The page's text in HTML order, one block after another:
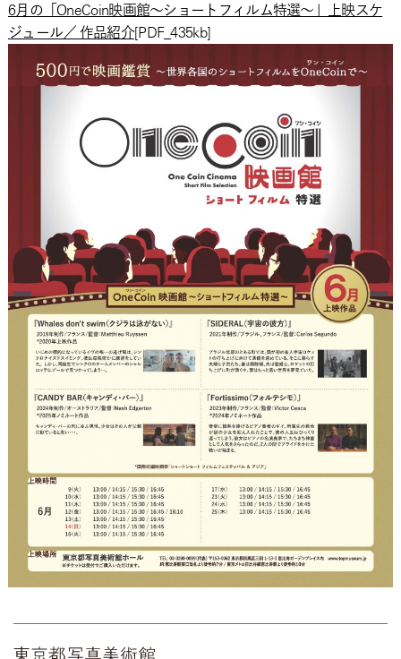
6月の「OneCoin映画館～ショートフィルム特選～」上映スケ
ジュール／ 作品紹介[PDF_435kb]